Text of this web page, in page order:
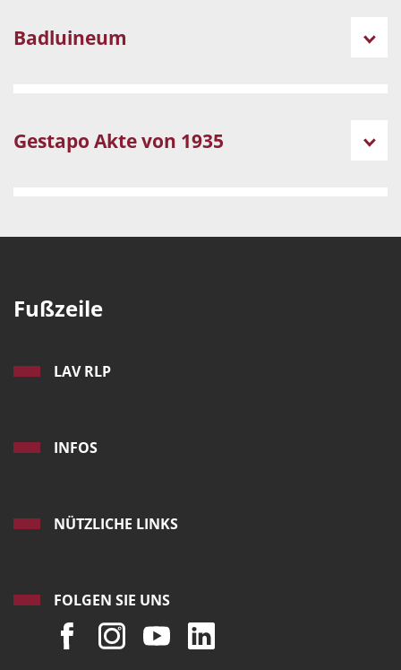
Badluineum
Gestapo Akte von 1935
Fußzeile
LAV RLP
INFOS
NÜTZLICHE LINKS
FOLGEN SIE UNS